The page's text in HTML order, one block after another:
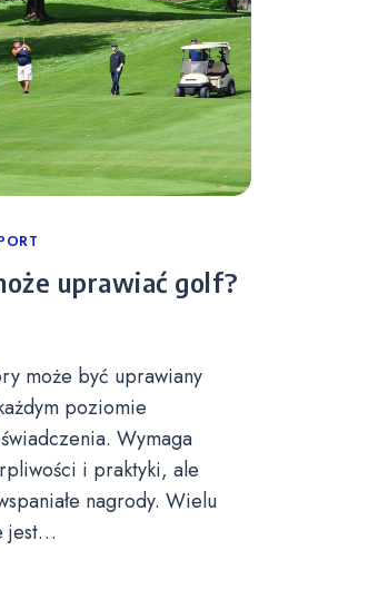
uprawiać golf?
może być uprawiany
poziomie
Wymaga
i praktyki, ale
nagrody. Wielu
jest…